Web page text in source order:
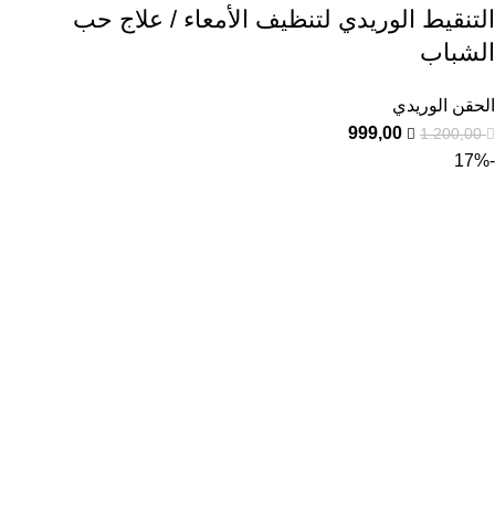
التنقيط الوريدي لتنظيف الأمعاء / علاج حب
الشباب
الحقن الوريدي
1.200,00
999,00
-17%